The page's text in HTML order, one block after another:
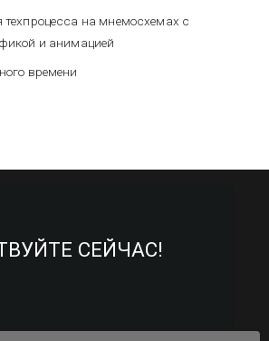
техпроцесса на мнемосхемах с
и анимацией
времени
СЕЙЧАС!